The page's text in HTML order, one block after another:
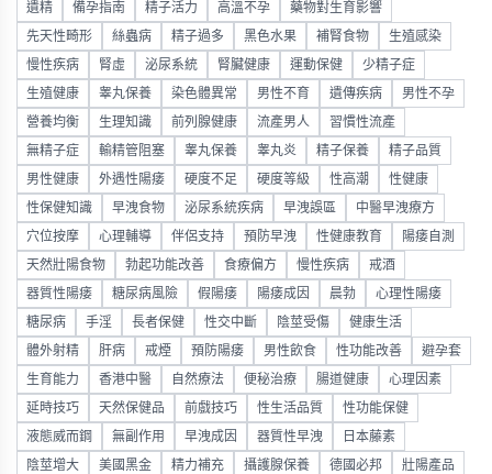
遺精 備孕指南 精子活力 高溫不孕 藥物對生育影響
先天性畸形 絲蟲病 精子過多 黑色水果 補腎食物 生殖感染
慢性疾病 腎虛 泌尿系統 腎臟健康 運動保健 少精子症
生殖健康 睾丸保養 染色體異常 男性不育 遺傳疾病 男性不孕
營養均衡 生理知識 前列腺健康 流產男人 習慣性流產
無精子症 輸精管阻塞 睾丸保養 睾丸炎 精子保養 精子品質
男性健康 外遇性陽痿 硬度不足 硬度等級 性高潮 性健康
性保健知識 早洩食物 泌尿系統疾病 早洩誤區 中醫早洩療方
穴位按摩 心理輔導 伴侶支持 預防早洩 性健康教育 陽痿自測
天然壯陽食物 勃起功能改善 食療偏方 慢性疾病 戒酒
器質性陽痿 糖尿病風險 假陽痿 陽痿成因 晨勃 心理性陽痿
糖尿病 手淫 長者保健 性交中斷 陰莖受傷 健康生活
體外射精 肝病 戒煙 預防陽痿 男性飲食 性功能改善 避孕套
生育能力 香港中醫 自然療法 便秘治療 腸道健康 心理因素
延時技巧 天然保健品 前戲技巧 性生活品質 性功能保健
液態威而鋼 無副作用 早洩成因 器質性早洩 日本藤素
陰莖增大 美國黑金 精力補充 攝護腺保養 德國必邦 壯陽產品